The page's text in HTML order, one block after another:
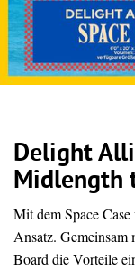
Delight
Midlength
Mit dem Space
Ansatz.
Board die Vorteile